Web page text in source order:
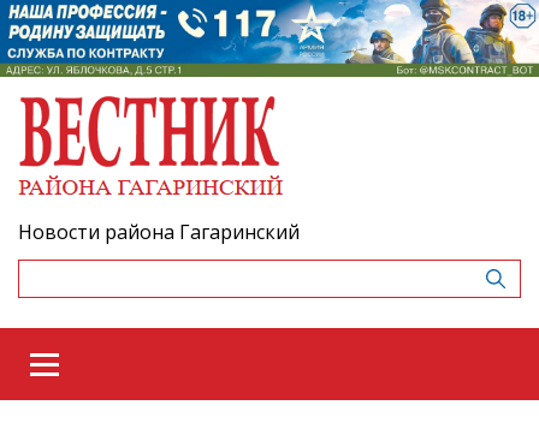
Новости района Гагаринский